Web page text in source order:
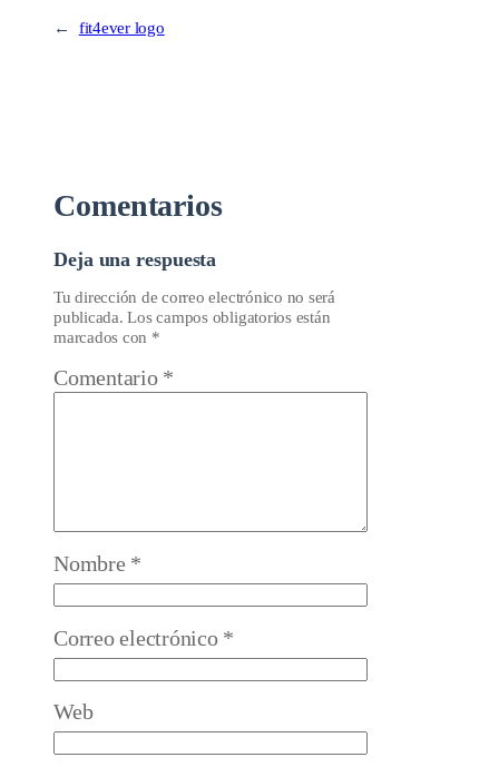
← fit4ever logo
Comentarios
Deja una respuesta
Tu dirección de correo electrónico no será
publicada. Los campos obligatorios están
marcados con *
Comentario *
Nombre *
Correo electrónico *
Web